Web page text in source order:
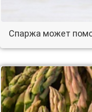
Спаржа может